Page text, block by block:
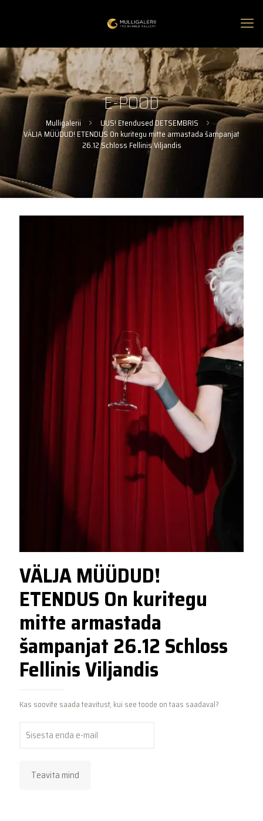
E-POOD
Mulligalerii
UUS! Etendused DETSEMBRIS
VÄLJA MÜÜDUD! ETENDUS On kuritegu mitte armastada šampanjat
26.12 Schloss Fellinis Viljandis
VÄLJA MÜÜDUD!
ETENDUS On kuritegu
mitte armastada
šampanjat 26.12 Schloss
Fellinis Viljandis
Kas soovite saada teavitust, kui see toode on taas saadaval?
Teavita mind